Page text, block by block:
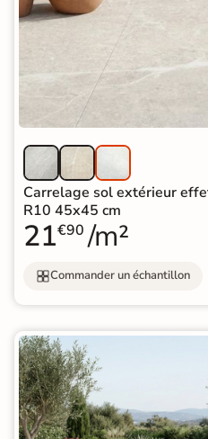
Carrelage sol extérieur
R10 45x45 cm
21€90 /m²
Commander un échantillon